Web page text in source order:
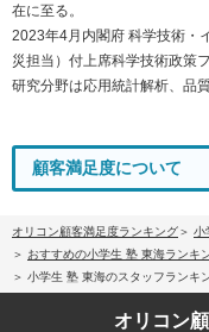
在に至る。
2023年4月内閣府 科学技術・
災担当）付上席科学技術政策
研究分野は応用統計解析、品
顧客満足度について
オリコン顧客満足度ランキング
小
おすすめの小学生 塾 東海ランキ
小学生 塾 東海のスタッフランキ
オリコン